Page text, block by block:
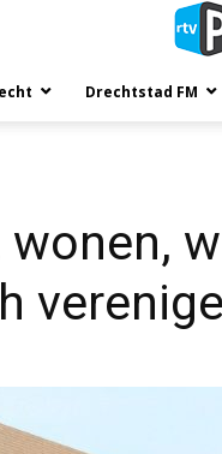
Drechtstad FM